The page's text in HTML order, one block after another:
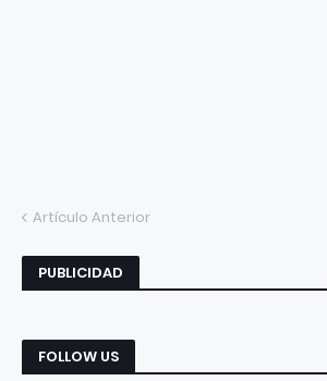
Artículo Anterior
PUBLICIDAD
FOLLOW US